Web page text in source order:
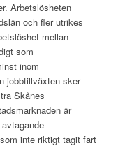
Arbetslösheten
och fler utrikes
mellan
som
inom
jobbtillväxten sker
Skånes
är
inte riktigt tagit fart